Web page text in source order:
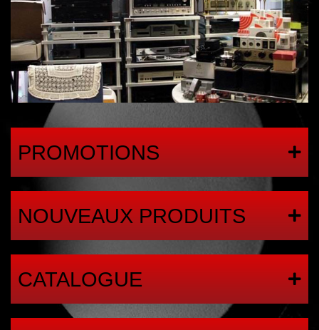
PROMOTIONS
NOUVEAUX PRODUITS
CATALOGUE